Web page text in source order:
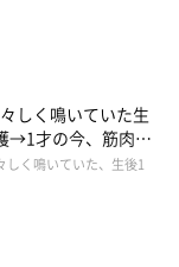
しく鳴いていた生
→1才の今、筋肉質
しく鳴いていた、生後1